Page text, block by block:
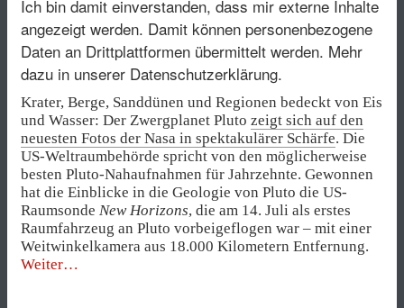
Ich bin damit einverstanden, dass mir externe Inhalte
angezeigt werden. Damit können personenbezogene
Daten an Drittplattformen übermittelt werden. Mehr
dazu in unserer Datenschutzerklärung.
Krater, Berge, Sanddünen und Regionen bedeckt von Eis
und Wasser: Der Zwergplanet Pluto zeigt sich auf den
neuesten Fotos der Nasa in spektakulärer Schärfe. Die
US-Weltraumbehörde spricht von den möglicherweise
besten Pluto-Nahaufnahmen für Jahrzehnte. Gewonnen
hat die Einblicke in die Geologie von Pluto die US-
Raumsonde New Horizons, die am 14. Juli als erstes
Raumfahrzeug an Pluto vorbeigeflogen war – mit einer
Weitwinkelkamera aus 18.000 Kilometern Entfernung.
Weiter„Einmal